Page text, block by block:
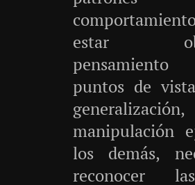
estar
puntos de
generalización,
manipulación
los demás,
reconocer